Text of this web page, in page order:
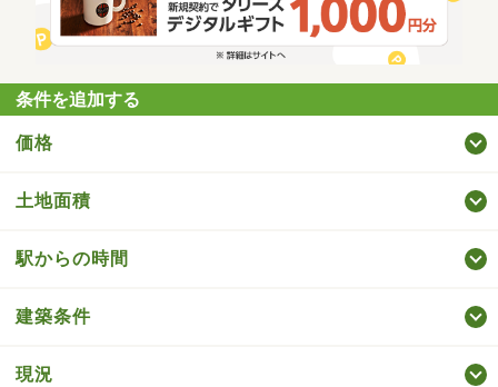
条件を追加する
価格
土地面積
駅からの時間
建築条件
現況